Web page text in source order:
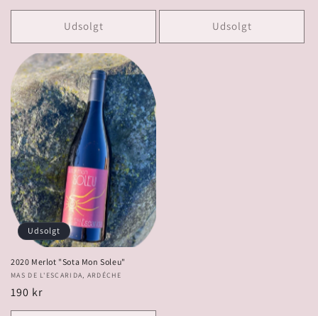
Udsolgt Udsolgt
Udsolgt
2020 Merlot "Sota Mon Soleu"
Forhandler:
MAS DE L'ESCARIDA, ARDÉCHE
Normalpris
190 kr